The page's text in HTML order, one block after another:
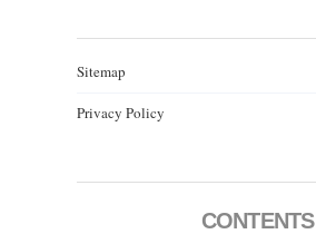
Sitemap
Privacy Policy
CONTENTS